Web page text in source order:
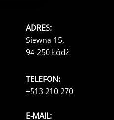
ADRES:
Siewna 15,
94-250 Łódź
TELEFON:
+513 210 270
E-MAIL: